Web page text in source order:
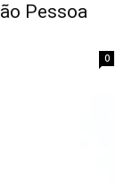
Pessoa
0